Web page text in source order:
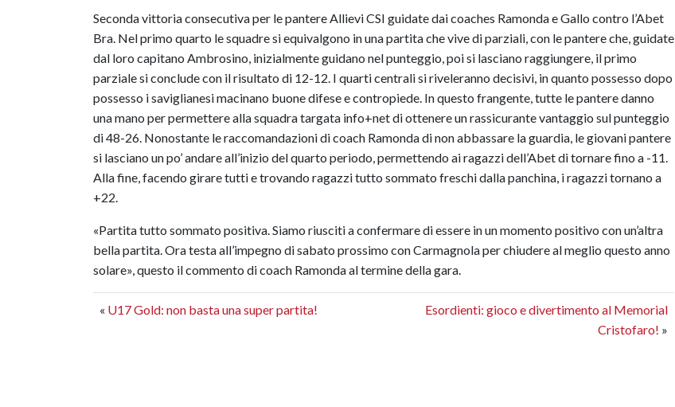
Seconda vittoria consecutiva per le pantere Allievi CSI guidate dai coaches Ramonda e Gallo contro l’Abet
Bra. Nel primo quarto le squadre si equivalgono in una partita che vive di parziali, con le pantere che, guidate
dal loro capitano Ambrosino, inizialmente guidano nel punteggio, poi si lasciano raggiungere, il primo
parziale si conclude con il risultato di 12-12. I quarti centrali si riveleranno decisivi, in quanto possesso dopo
possesso i saviglianesi macinano buone difese e contropiede. In questo frangente, tutte le pantere danno
una mano per permettere alla squadra targata info+net di ottenere un rassicurante vantaggio sul punteggio
di 48-26. Nonostante le raccomandazioni di coach Ramonda di non abbassare la guardia, le giovani pantere
si lasciano un po’ andare all’inizio del quarto periodo, permettendo ai ragazzi dell’Abet di tornare fino a -11.
Alla fine, facendo girare tutti e trovando ragazzi tutto sommato freschi dalla panchina, i ragazzi tornano a
+22.
«Partita tutto sommato positiva. Siamo riusciti a confermare di essere in un momento positivo con un’altra
bella partita. Ora testa all’impegno di sabato prossimo con Carmagnola per chiudere al meglio questo anno
solare», questo il commento di coach Ramonda al termine della gara.
« U17 Gold: non basta una super partita!
Esordienti: gioco e divertimento al Memorial
Cristofaro! »